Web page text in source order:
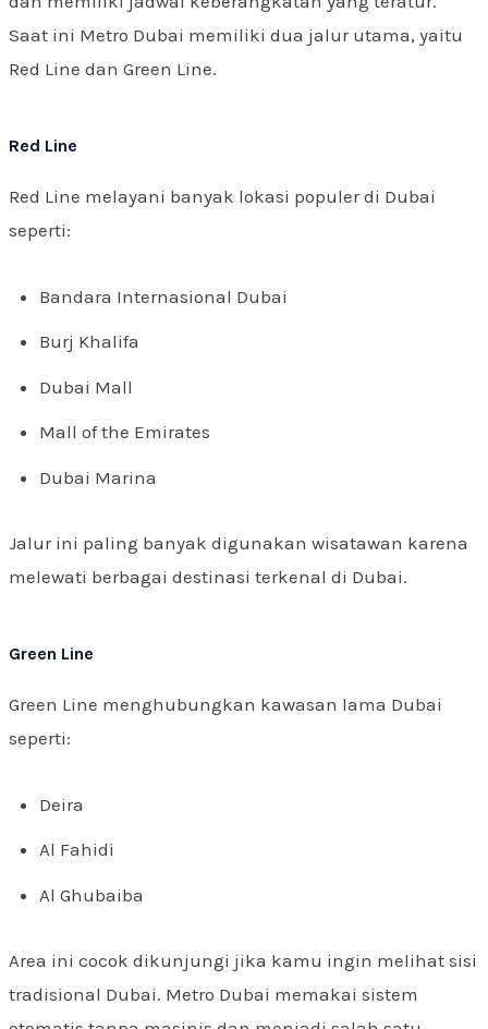
Saat ini Metro Dubai memiliki dua jalur utama, yaitu
Red Line dan Green Line.
Red Line
Red Line melayani banyak lokasi populer di Dubai
seperti:
Bandara Internasional Dubai
Burj Khalifa
Dubai Mall
Mall of the Emirates
Dubai Marina
Jalur ini paling banyak digunakan wisatawan karena
melewati berbagai destinasi terkenal di Dubai.
Green Line
Green Line menghubungkan kawasan lama Dubai
seperti:
Deira
Al Fahidi
Al Ghubaiba
Area ini cocok dikunjungi jika kamu ingin melihat sisi
tradisional Dubai. Metro Dubai memakai sistem